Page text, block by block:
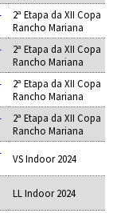
2ª Etapa da XII Copa
Rancho Mariana
2ª Etapa da XII Copa
Rancho Mariana
2ª Etapa da XII Copa
Rancho Mariana
2ª Etapa da XII Copa
Rancho Mariana
VS Indoor 2024
LL Indoor 2024